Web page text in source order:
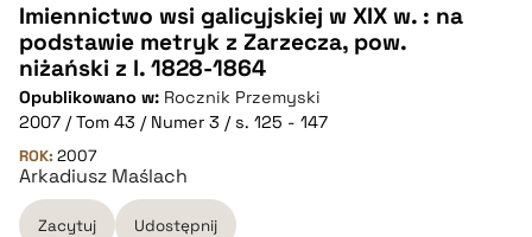
CZYSTY TEKST
pobierz cytat
BIBTEX
Imiennictwo wsi galicyjskiej w XIX w. : na
podstawie metryk z Zarzecza, pow.
niżański z l. 1828-1864
Opublikowano w: Rocznik Przemyski
2007 / Tom 43 / Numer 3 / s. 125 - 147
ROK: 2007
Arkadiusz Maślach
Zacytuj Udostępnij